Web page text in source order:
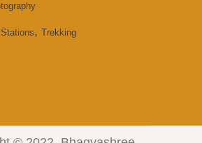
, Trekking